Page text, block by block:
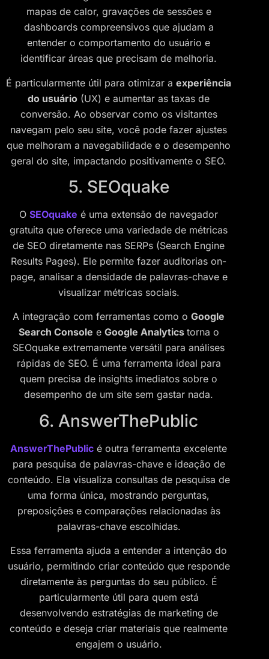
mapas de calor, gravações de sessões e
dashboards compreensivos que ajudam a
entender o comportamento do usuário e
identificar áreas que precisam de melhoria.
É particularmente útil para otimizar a experiência
do usuário (UX) e aumentar as taxas de
conversão. Ao observar como os visitantes
navegam pelo seu site, você pode fazer ajustes
que melhoram a navegabilidade e o desempenho
geral do site, impactando positivamente o SEO.
5. SEOquake
O SEOquake é uma extensão de navegador
gratuita que oferece uma variedade de métricas
de SEO diretamente nas SERPs (Search Engine
Results Pages). Ele permite fazer auditorias on-
page, analisar a densidade de palavras-chave e
visualizar métricas sociais.
A integração com ferramentas como o Google
Search Console e Google Analytics torna o
SEOquake extremamente versátil para análises
rápidas de SEO. É uma ferramenta ideal para
quem precisa de insights imediatos sobre o
desempenho de um site sem gastar nada.
6. AnswerThePublic
AnswerThePublic é outra ferramenta excelente
para pesquisa de palavras-chave e ideação de
conteúdo. Ela visualiza consultas de pesquisa de
uma forma única, mostrando perguntas,
preposições e comparações relacionadas às
palavras-chave escolhidas.
Essa ferramenta ajuda a entender a intenção do
usuário, permitindo criar conteúdo que responde
diretamente às perguntas do seu público. É
particularmente útil para quem está
desenvolvendo estratégias de marketing de
conteúdo e deseja criar materiais que realmente
engajem o usuário.